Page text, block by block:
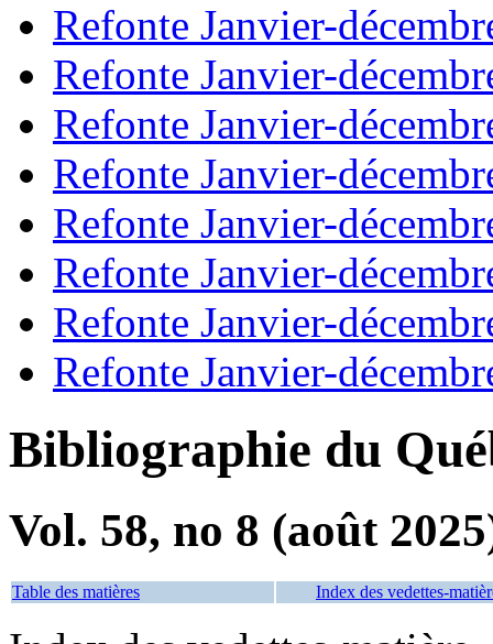
Refonte Janvier-
Refonte Janvier-
Refonte Janvier-
Refonte Janvier-
Refonte Janvier-
Refonte Janvier-
Refonte Janvier-
Refonte Janvier-
Bibliographie du
Vol. 58, no 8 (août
Table des matières Index des vedettes-